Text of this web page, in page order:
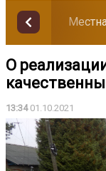
О
13:3401.10.2021